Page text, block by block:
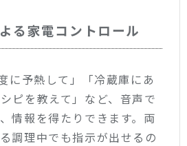
る家電コントロール
に予熱して」「冷蔵庫にあ
ピを教えて」など、音声で
情報を得たりできます。両
調理中でも指示が出せるの